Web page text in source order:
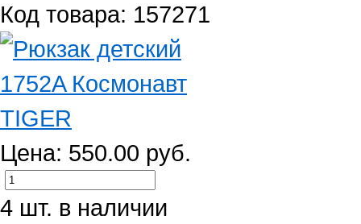
Код товара: 157271
Цена: 550.00 руб.
4 шт. в наличии